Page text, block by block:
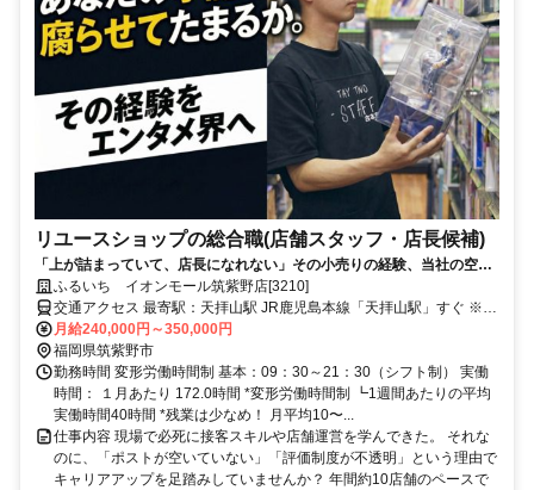
リユースショップの総合職(店舗スタッフ・店長候補)
「上が詰まっていて、店長になれない」その小売りの経験、当社の空き
ポストで活かしませんか。
ふるいち イオンモール筑紫野店[3210]
交通アクセス 最寄駅：天拝山駅 JR鹿児島本線「天拝山駅」すぐ ※全
国転勤あり ┗エリアの希望は最大限考慮。 「いきなり遠方に飛ばさ
れる」 という心配はありません。 ライフステージに合わせた 働き方
を一緒に相談しましょう。 ┗異動に伴う引越費用、敷金礼金は 全て
会社で負担します！
月給240,000円～350,000円
福岡県筑紫野市
勤務時間 変形労働時間制 基本：09：30～21：30（シフト制） 実働
時間： １月あたり 172.0時間 *変形労働時間制 ┗1週間あたりの平均
実働時間40時間 *残業は少なめ！ 月平均10〜...
仕事内容 現場で必死に接客スキルや店舗運営を学んできた。 それな
のに、「ポストが空いていない」「評価制度が不透明」という理由で
キャリアアップを足踏みしていませんか？ 年間約10店舗のペースで